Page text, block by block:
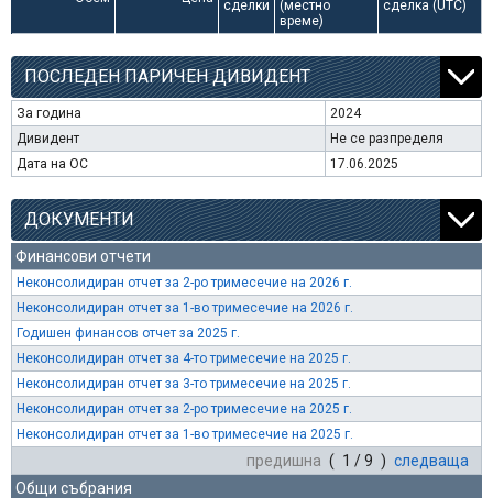
сделки
(местно
време)
сделка (UTC)
ПОСЛЕДЕН ПАРИЧЕН ДИВИДЕНТ
За година
2024
Дивидент
Не се разпределя
Дата на ОС
17.06.2025
ДОКУМЕНТИ
Финансови отчети
Неконсолидиран отчет за 2-ро тримесечие на 2026 г.
Неконсолидиран отчет за 1-во тримесечие на 2026 г.
Годишен финансов отчет за 2025 г.
Неконсолидиран отчет за 4-то тримесечие на 2025 г.
Неконсолидиран отчет за 3-то тримесечие на 2025 г.
Неконсолидиран отчет за 2-ро тримесечие на 2025 г.
Неконсолидиран отчет за 1-во тримесечие на 2025 г.
предишна ( 1 / 9 ) следваща
Общи събрания